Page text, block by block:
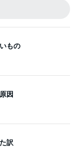
もの
因
訳